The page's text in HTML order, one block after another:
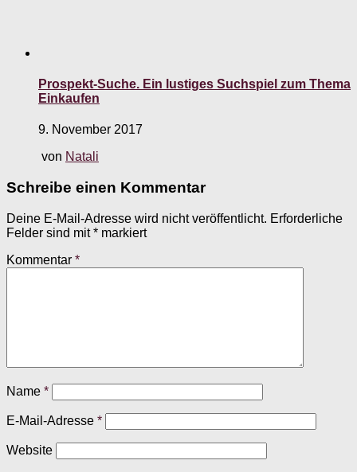
Prospekt-Suche. Ein lustiges Suchspiel zum Thema
Einkaufen
9. November 2017
von Natali
Schreibe einen Kommentar
Deine E-Mail-Adresse wird nicht veröffentlicht. Erforderliche
Felder sind mit* markiert
Kommentar *
Name *
E-Mail-Adresse *
Website